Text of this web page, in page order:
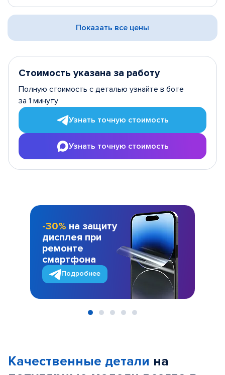
Показать все цены
Стоимость указана за работу
Полную стоимость с деталью узнайте в боте
за 1 минуту
Узнать точную стоимость
Узнать точную стоимость
-30% на защиту
дисплея при
ремонте
смартфона
Подробнее
Качественные детали на